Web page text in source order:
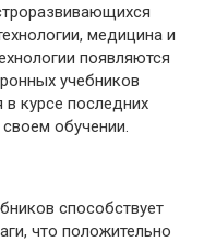
медицина и
появляются
учебников
в курсе последних
обучении.
способствует
что положительно